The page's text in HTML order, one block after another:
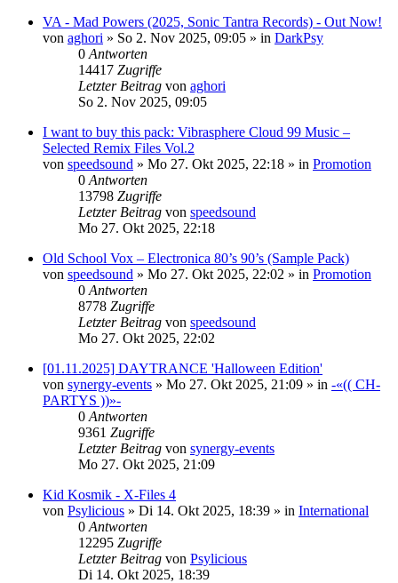
VA - Mad Powers (2025, Sonic Tantra Records) - Out Now!
von aghori » So 2. Nov 2025, 09:05 » in DarkPsy
0 Antworten
14417 Zugriffe
Letzter Beitrag von aghori
So 2. Nov 2025, 09:05
I want to buy this pack: Vibrasphere Cloud 99 Music –
Selected Remix Files Vol.2
von speedsound » Mo 27. Okt 2025, 22:18 » in Promotion
0 Antworten
13798 Zugriffe
Letzter Beitrag von speedsound
Mo 27. Okt 2025, 22:18
Old School Vox – Electronica 80’s 90’s (Sample Pack)
von speedsound » Mo 27. Okt 2025, 22:02 » in Promotion
0 Antworten
8778 Zugriffe
Letzter Beitrag von speedsound
Mo 27. Okt 2025, 22:02
[01.11.2025] DAYTRANCE 'Halloween Edition'
von synergy-events » Mo 27. Okt 2025, 21:09 » in -«(( CH-
PARTYS ))»-
0 Antworten
9361 Zugriffe
Letzter Beitrag von synergy-events
Mo 27. Okt 2025, 21:09
Kid Kosmik - X-Files 4
von Psylicious » Di 14. Okt 2025, 18:39 » in International
0 Antworten
12295 Zugriffe
Letzter Beitrag von Psylicious
Di 14. Okt 2025, 18:39